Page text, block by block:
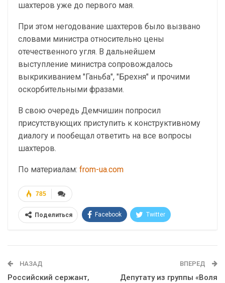
шахтеров уже до первого мая.
При этом негодование шахтеров было вызвано
словами министра относительно цены
отечественного угля. В дальнейшем
выступление министра сопровождалось
выкрикиванием "Ганьба", "Брехня" и прочими
оскорбительными фразами.
В свою очередь Демчишин попросил
присутствующих приступить к конструктивному
диалогу и пообещал ответить на все вопросы
шахтеров.
По материалам: from-ua.com
785
Поделиться Facebook Twitter
НАЗАД
Российский сержант,
ВПЕРЕД
Депутату из группы «Воля